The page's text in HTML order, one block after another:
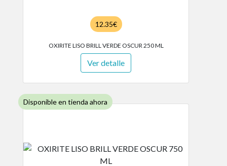
12.35€
OXIRITE LISO BRILL VERDE OSCUR 250 ML
Ver detalle
Disponible en tienda ahora